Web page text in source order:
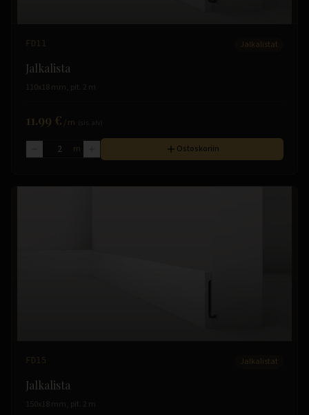
FD11 Jalkalistat
Jalkalista
110x18 mm, pit. 2 m
11.99 € /m
m Ostoskoriin
FD15 Jalkalistat
Jalkalista
150x18 mm, pit. 2 m